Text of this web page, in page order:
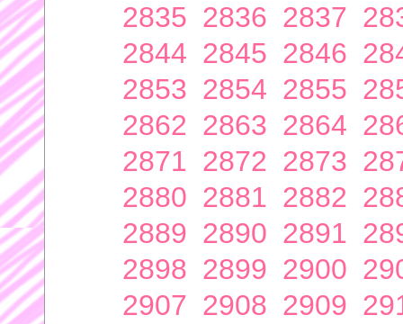
2835 2836 2837
2844 2845 2846
2853 2854 2855
2862 2863 2864
2871 2872 2873
2880 2881 2882
2889 2890 2891
2898 2899 2900
2907 2908 2909